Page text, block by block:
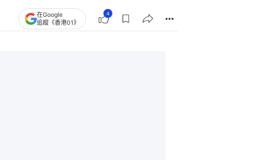
在Google
追蹤《香港01》
4